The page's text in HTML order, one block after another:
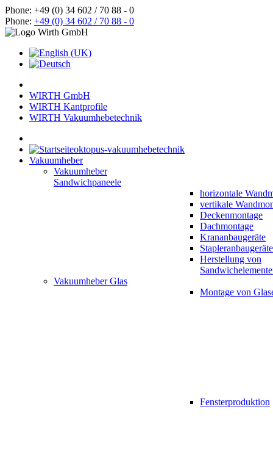
Phone: +49 (0) 34 602 / 70 88 - 0
Phone: +49 (0) 34 602 / 70 88 - 0
WIRTH GmbH
WIRTH Kantprofile
WIRTH Vakuumhebetechnik
oktopus-vakuumhebetechnik
Vakuumheber
Vakuumheber
Sandwichpaneele
horizontale
vertikale
Deckenmontage
Dachmontage
Krananbaugeräte
Stapleranbaugeräte
Herstellung von
Vakuumheber Glas
Montage von
Fensterproduktion